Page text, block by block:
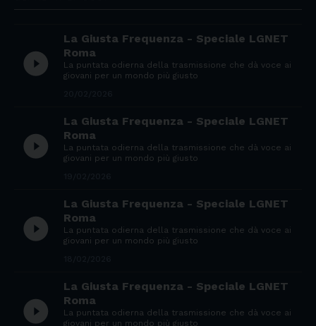
play_circle_filled
La Giusta Frequenza - Speciale LGNET
Roma
La puntata odierna della trasmissione che dà voce ai
giovani per un mondo più giusto
play_circle_filled
La Giusta Frequenza - Speciale LGNET
Roma
La puntata odierna della trasmissione che dà voce ai
giovani per un mondo più giusto
play_circle_filled
La Giusta Frequenza - Speciale LGNET
Roma
La puntata odierna della trasmissione che dà voce ai
giovani per un mondo più giusto
play_circle_filled
La Giusta Frequenza - Speciale LGNET
Roma
La puntata odierna della trasmissione che dà voce ai
giovani per un mondo più giusto